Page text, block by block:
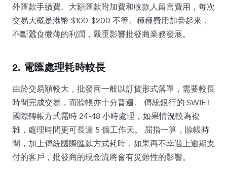
外匯款手續費、大額匯款附加費和收款人留言費用，每次
交易大概是港幣 $100-$200 不等。種種費用加疊起來，
不斷蠶食微薄的利潤，嚴重影響批發商業務發展。
2. 電匯處理耗時較長
由於交易額較大，批發商一般以訂貨形式落單，需要較長
時間完成交易，而賒帳亦十分普遍。 傳統銀行的 SWIFT
國際轉帳方式需時 24-48 小時處理，如果情況較為複
雜，處理時間更可長達 5 個工作天。 屈指一算，賒帳時
間，加上傳統國際匯款方式耗時，如果再不幸遇上逾期支
付的客戶，批發商的現金流將會有災難性的影響。